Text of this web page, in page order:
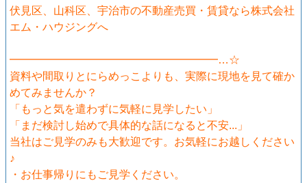
伏見区、山科区、宇治市の不動産売買・賃貸なら株式会社
エム・ハウジングへ
━━━━━━━━━━━━━━━━━━━…☆
資料や間取りとにらめっこよりも、実際に現地を見て確か
めてみませんか？
「もっと気を遣わずに気軽に見学したい」
「まだ検討し始めで具体的な話になると不安...」
当社はご見学のみも大歓迎です。お気軽にお越しください
♪
・お仕事帰りにもご見学ください。